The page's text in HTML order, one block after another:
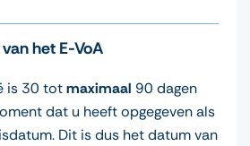
het E-VoA
is 30 totmaximaal 90 dagen
dat u heeft opgegeven als
Dit is dus het datum van